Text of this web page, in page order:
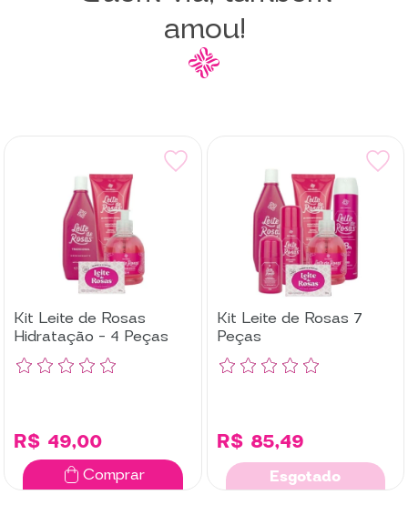
amou!
Kit Leite de Rosas
Hidratação - 4 Peças
R$ 49,00
Comprar
Kit Leite de Rosas 7
Peças
R$ 85,49
Esgotado